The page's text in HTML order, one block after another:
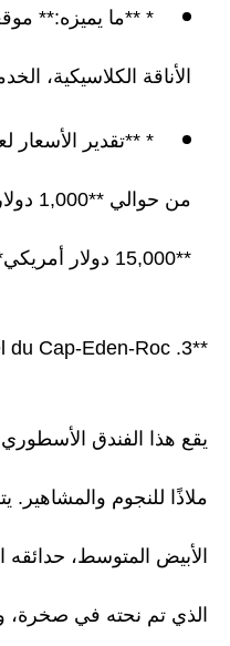
* **ما يميزه:**
الأناقة الكلاسيكية،
من
**15,000 دولار أمريكي** أو أكثر للأجنحة الفاخرة.
**3. Hotel du Cap-Eden-Roc، كاب دارتيب، فرنسا:**
يقع هذا الفندق الأسطوري
ملاذًا للنجوم والمشاهير.
الأبيض المتوسط، حدائقه
الذي تم نحته في صخرة،